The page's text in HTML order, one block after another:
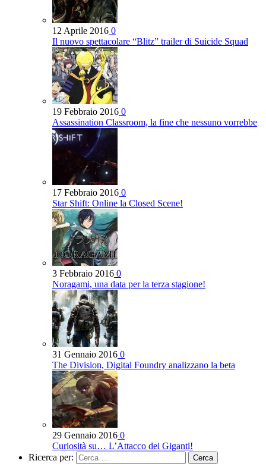
12 Aprile 2016 0
Il nuovo spettacolare “Blitz” trailer di Suicide Squad
19 Febbraio 2016 0
Assassination Classroom, la fine che nessuno vorrebbe
17 Febbraio 2016 0
Star Shift: Online la Closed Scene!
3 Febbraio 2016 0
Noragami, una data per la terza stagione!
31 Gennaio 2016 0
The Division, Digital Foundry analizzano la beta
29 Gennaio 2016 0
Curiosità su… L’Attacco dei Giganti!
Ricerca per: